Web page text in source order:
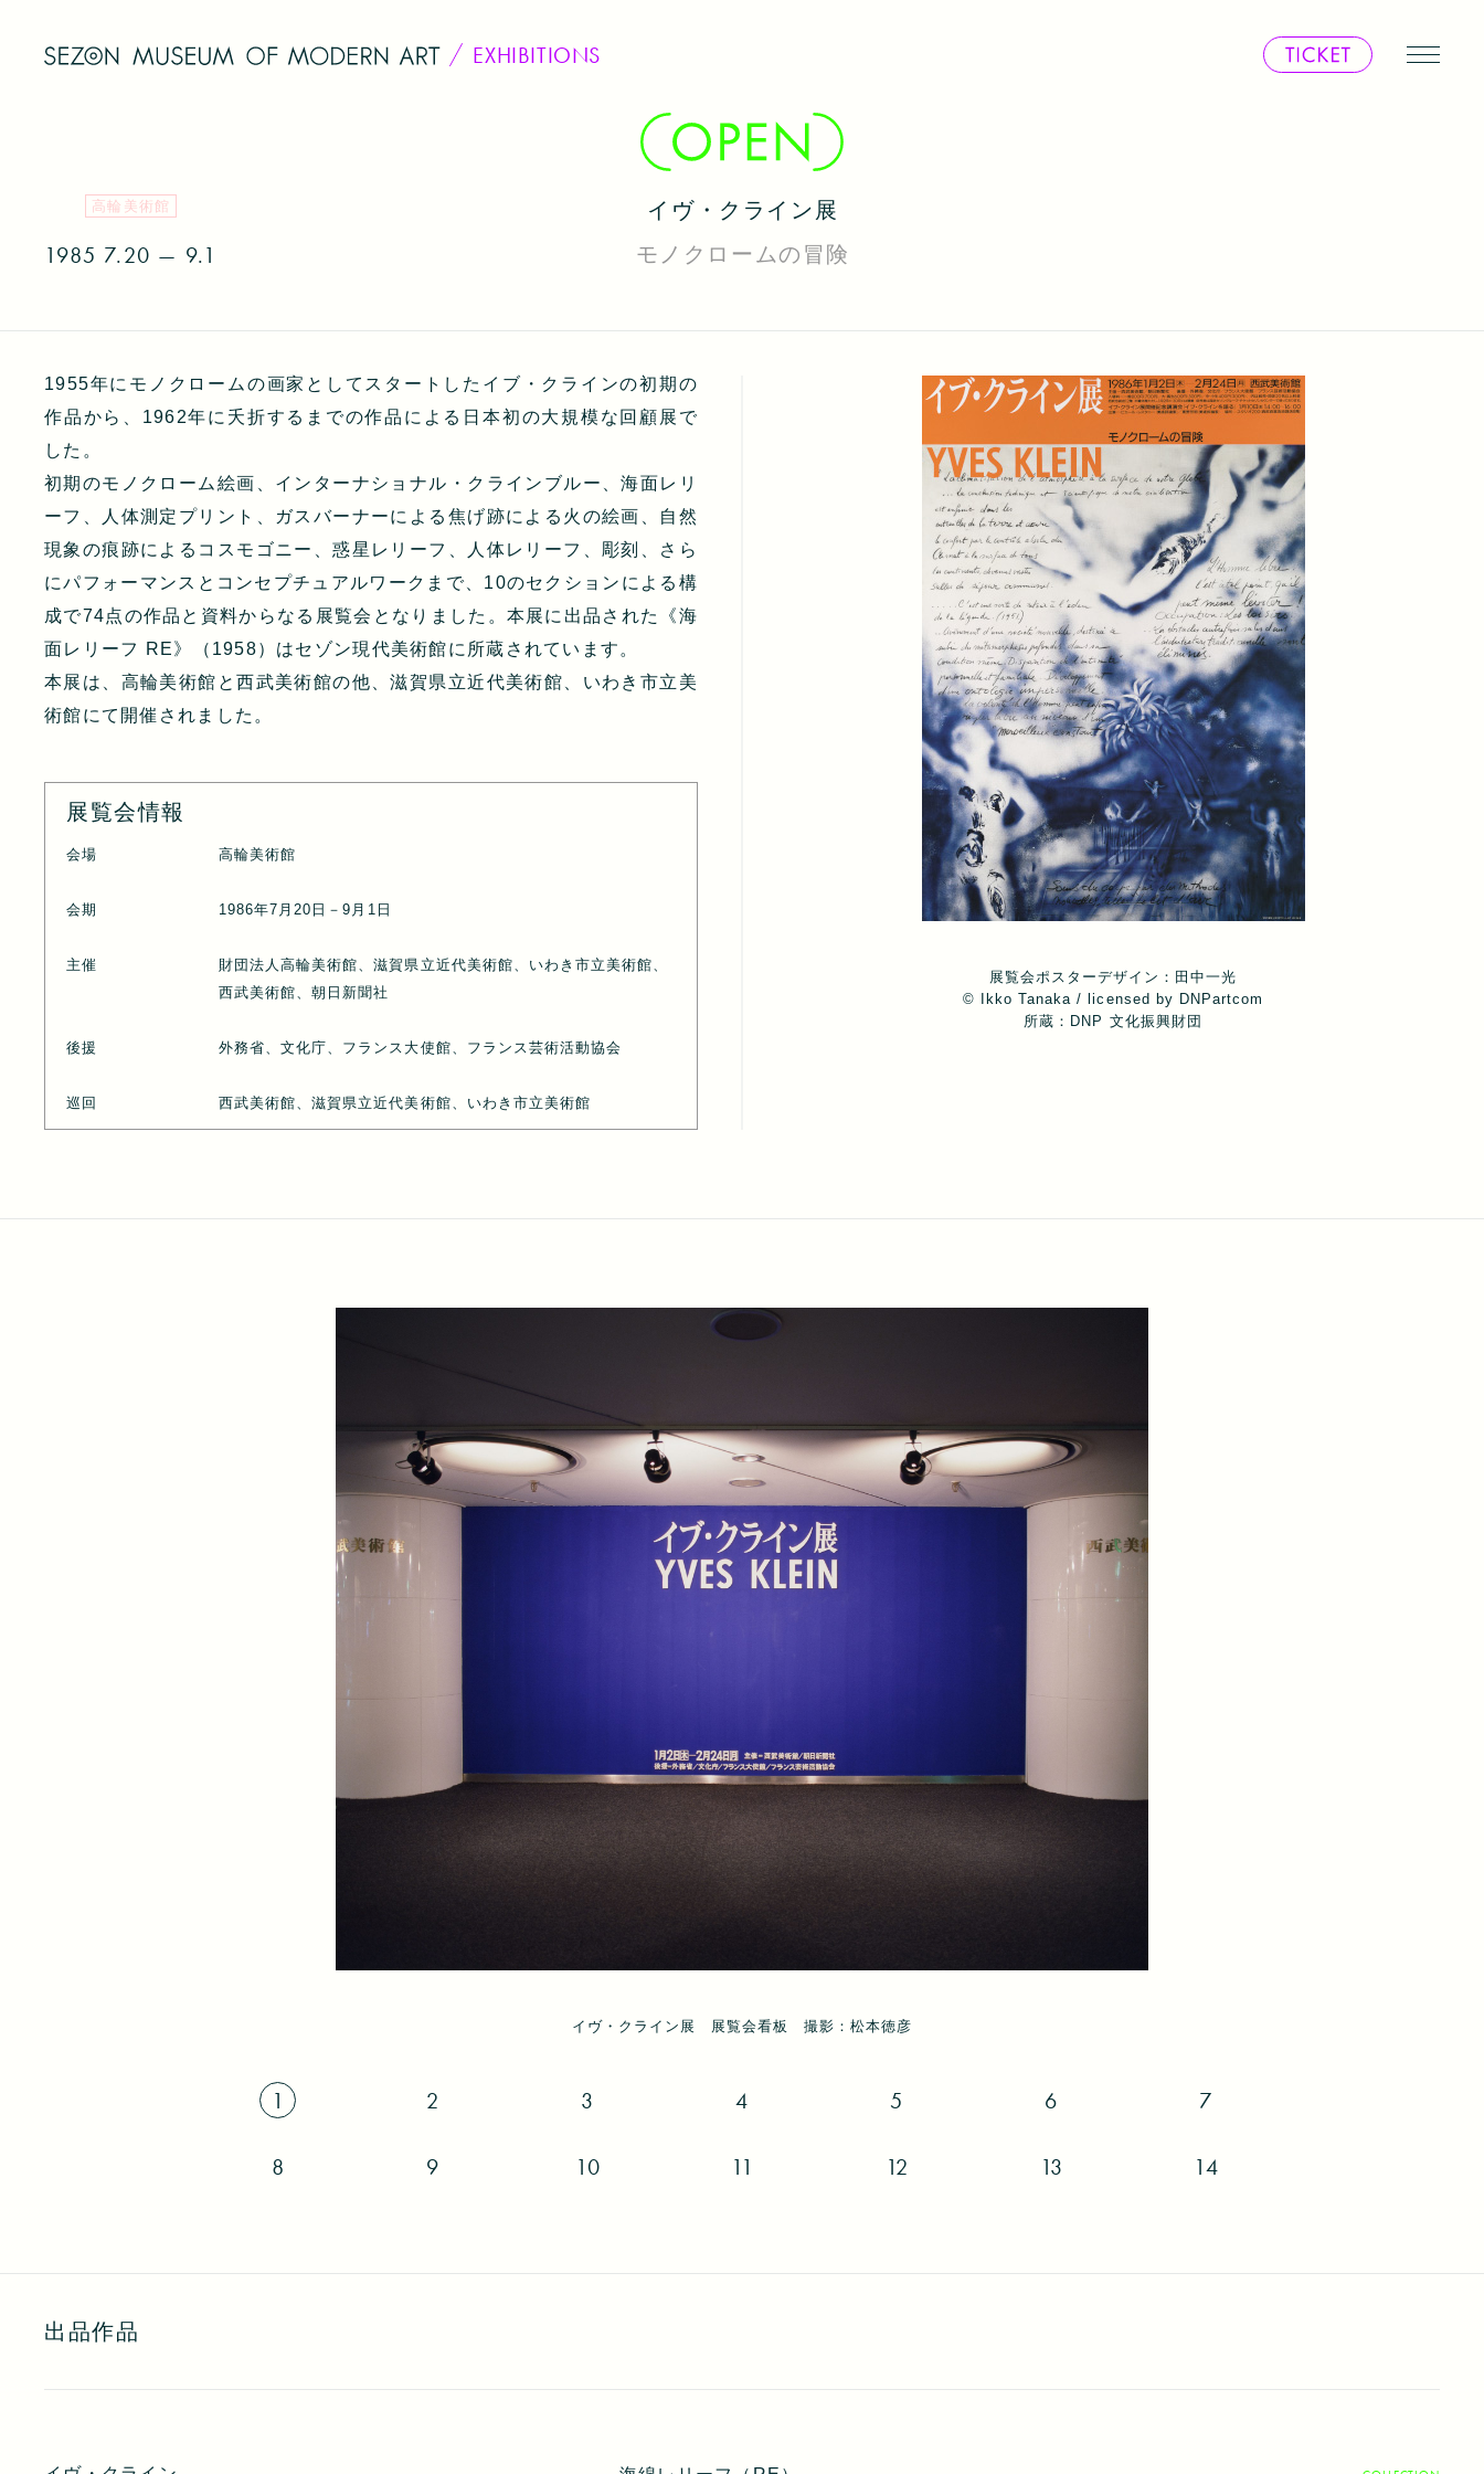
EXHIBITIONS
高輪美術館
1985 7.20 — 9.1
イヴ・クライン展
モノクロームの冒険
展覧会ポスターデザイン：田中一光
© Ikko Tanaka / licensed by DNPartcom
所蔵：DNP 文化振興財団
1955年にモノクロームの画家としてスタートしたイブ・クラインの初期の
作品から、1962年に夭折するまでの作品による日本初の大規模な回顧展で
した。
初期のモノクローム絵画、インターナショナル・クラインブルー、海面レリ
ーフ、人体測定プリント、ガスバーナーによる焦げ跡による火の絵画、自然
現象の痕跡によるコスモゴニー、惑星レリーフ、人体レリーフ、彫刻、さら
にパフォーマンスとコンセプチュアルワークまで、10のセクションによる構
成で74点の作品と資料からなる展覧会となりました。本展に出品された《海
面レリーフ RE》（1958）はセゾン現代美術館に所蔵されています。
本展は、高輪美術館と西武美術館の他、滋賀県立近代美術館、いわき市立美
術館にて開催されました。
展覧会情報
会場 高輪美術館
会期 1986年7月20日－9月1日
主催
財団法人高輪美術館、滋賀県立近代美術館、いわき市立美術館、
西武美術館、朝日新聞社
後援 外務省、文化庁、フランス大使館、フランス芸術活動協会
巡回 西武美術館、滋賀県立近代美術館、いわき市立美術館
イヴ・クライン展 展覧会看板 撮影：松本徳彦
イヴ・クライン展 展示風景 撮影：松本徳彦
イヴ・クライン展 展示風景 撮影：松本徳彦
イヴ・クライン展 展示風景 撮影：松本徳彦
イヴ・クライン展 展示風景 撮影：松本徳彦
イヴ・クライン展 展示風景 撮影：松本徳彦
イヴ・クライン展 展示風景 撮影：松本徳彦
イヴ・クライン展 展示風景 撮影：松本徳彦
イヴ・クライン展 展示風景 撮影：松本徳彦
イヴ・クライン展 展示風景 撮影：松本徳彦
イヴ・クライン展 展示風景 撮影：松本徳彦
イヴ・クライン展 展示風景 撮影：松本徳彦
イヴ・クライン展 レセプション イヴ・クライン夫人のロトラウト・クライン＝モケイ（中央）、兄のダニエル・モケイ（左） 撮影：松本徳彦
イヴ・クライン展 レセプション イヴ・クライン夫人のロトラウト・クライン＝モケイ（中央） 撮影：松本徳彦
1 2 3 4 5 6 7
8 9 10 11 12 13 14
出品作品